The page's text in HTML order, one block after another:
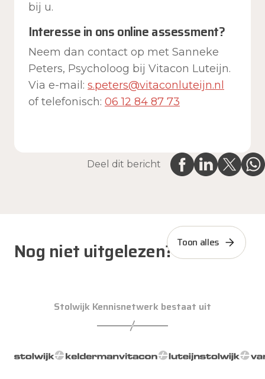
bij u.
Interesse in ons online assessment?
Neem dan contact op met Sanneke
Peters, Psycholoog bij Vitacon Luteijn.
Via e-mail: s.peters@vitaconluteijn.nl
of telefonisch: 06 12 84 87 73
Deel dit bericht
Nog niet uitgelezen? Toon alles
Stolwijk Kennisnetwerk bestaat uit